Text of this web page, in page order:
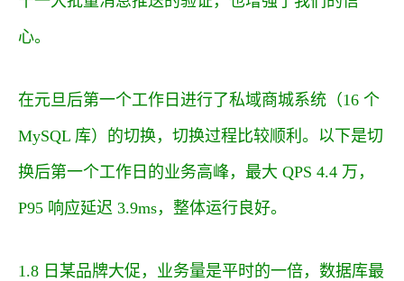
心。
在元旦后第一个工作日进行了私域商城系统（16 个
MySQL 库）的切换，切换过程比较顺利。以下是切
换后第一个工作日的业务高峰，最大 QPS 4.4 万，
P95 响应延迟 3.9ms，整体运行良好。
1.8 日某品牌大促，业务量是平时的一倍，数据库最